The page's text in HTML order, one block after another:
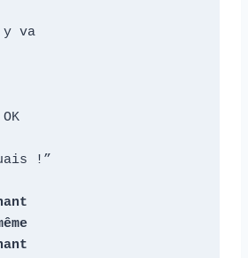
va
!”